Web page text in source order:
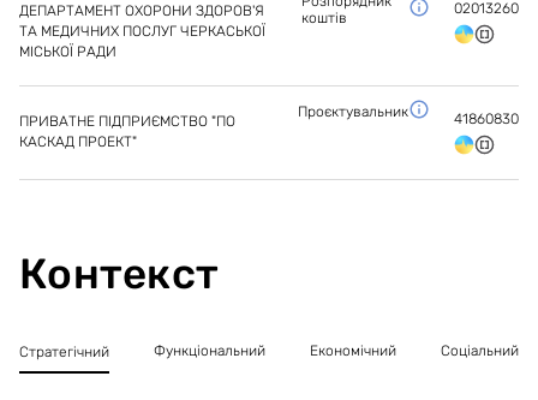
дистанційного виклику з управлінням в приміщеннях
чергової медичної сестри;
вбудованими акумуляторами;
- заміна мереж теплопостачання, заміна всіх
опалювальних радіаторів та встановлення сучасних
кульових кранів на кожен опалювальний радіатор;
- влаштування системи кондиціювання та вентиляції;
влаштування накладних панелів для захисту від
ударів каталками та інвалідними візками.
ДЕПАРТАМЕНТ ОХОРОНИ ЗДОРОВ'Я
ТА МЕДИЧНИХ ПОСЛУГ ЧЕРКАСЬКОЇ
МІСЬКОЇ РАДИ
коштів
02013260
ПРИВАТНЕ ПІДПРИЄМСТВО "ПО
КАСКАД ПРОЕКТ"
Проєктувальник 41860830
Контекст
Стратегічний Функціональний Економічний Соціальний